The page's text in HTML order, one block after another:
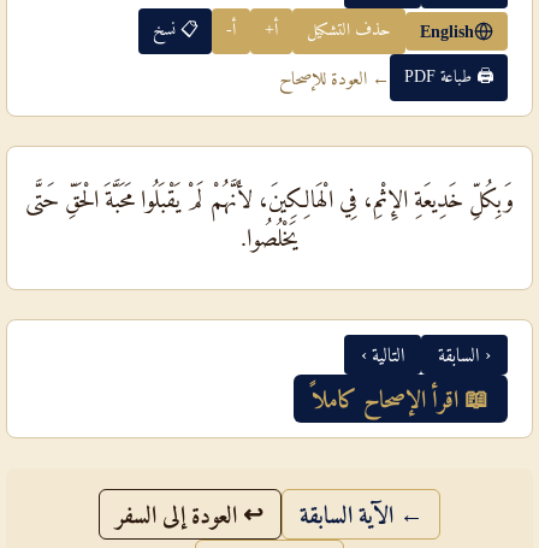
English حذف التشكيل أ+ أ- 📋 نسخ
🖨 طباعة PDF ← العودة للإصحاح
وَبِكُلِّ خَدِيعَةِ الإِثْمِ، فِي الْهَالِكِينَ، لأَنَّهُمْ لَمْ يَقْبَلُوا مَحَبَّةَ الْحَقِّ حَتَّى
يَخْلُصُوا.
‹ السابقة التالية ›
📖 اقرأ الإصحاح كاملاً
← الآية السابقة ↩ العودة إلى السفر